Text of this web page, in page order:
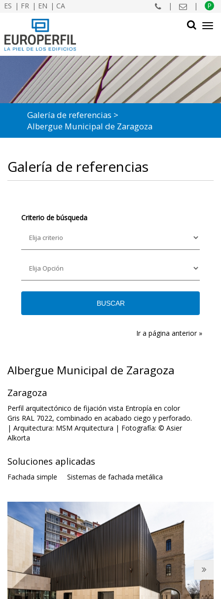
ES FR EN CA | | P
BUSCAR
Galería de referencias
Albergue Municipal de Zaragoza
Galería de referencias
Criterio de búsqueda
Ir a página anterior »
Albergue Municipal de Zaragoza
Zaragoza
Perfil arquitectónico de fijación vista Entropía en color
Gris RAL 7022, combinado en acabado ciego y perforado.
| Arquitectura: MSM Arquitectura | Fotografía: © Asier
Alkorta
Soluciones aplicadas
Fachada simple Sistemas de fachada metálica
Next